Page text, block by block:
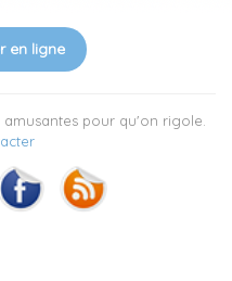
en ligne
amusantes pour qu'on rigole.